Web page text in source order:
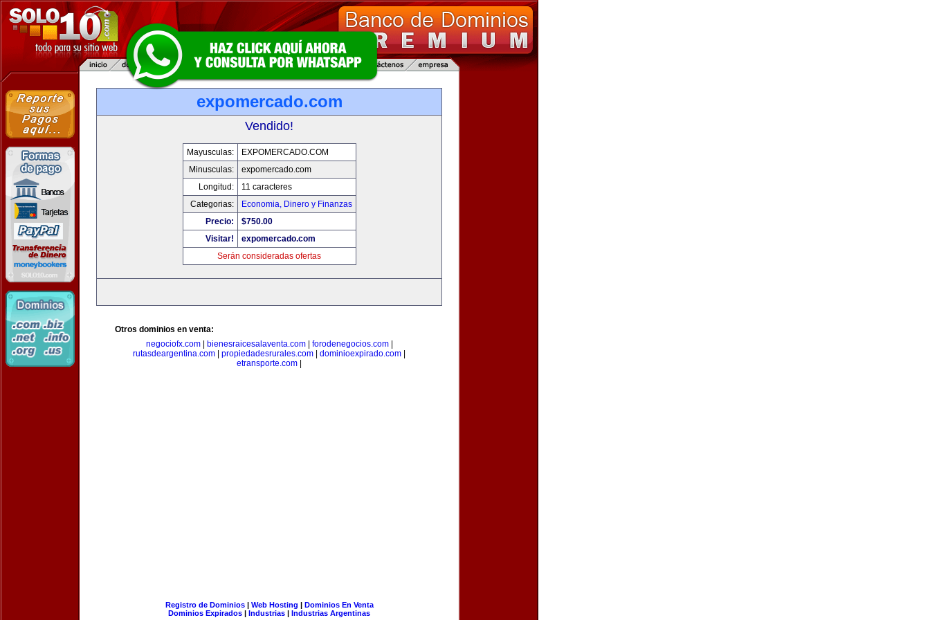
expomercado.com
Vendido!
Mayusculas:
EXPOMERCADO.COM
Minusculas:
expomercado.com
Longitud:
11 caracteres
Categorias:
Economia, Dinero y Finanzas
Precio:
$750.00
Visitar!
expomercado.com
Serán consideradas ofertas
Otros dominios en venta:
negociofx.com| bienesraicesalaventa.com| forodenegocios.com|
rutasdeargentina.com
propiedadesrurales.com dominioexpirado.com
etransporte.com
Registro de Dominios| Web Hosting | Dominios En Venta
Dominios Expirados | Industrias | Industrias Argentinas